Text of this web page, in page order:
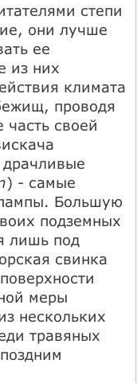
степи
они лучше
ее
из них
климата
проводя
своей
) - самые
Большую
подземных
лишь под
свинка
меры
нескольких
травяных